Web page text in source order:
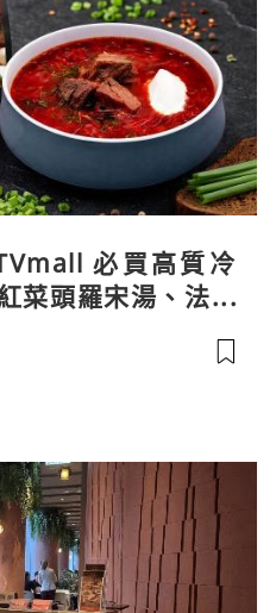
必買高質冷
菜頭羅宋湯、法式
蛋白骨頭湯全攻略